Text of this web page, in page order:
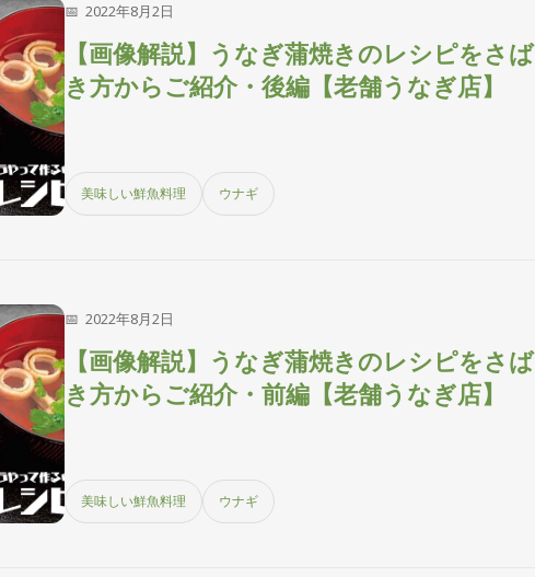
2022年8月2日
【画像解説】うなぎ蒲焼きのレシピをさば
き方からご紹介・後編【老舗うなぎ店】
美味しい鮮魚料理 ウナギ
2022年8月2日
【画像解説】うなぎ蒲焼きのレシピをさば
き方からご紹介・前編【老舗うなぎ店】
美味しい鮮魚料理 ウナギ